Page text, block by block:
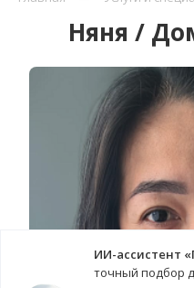
Няня /
ИИ-ассистент
точный подбор